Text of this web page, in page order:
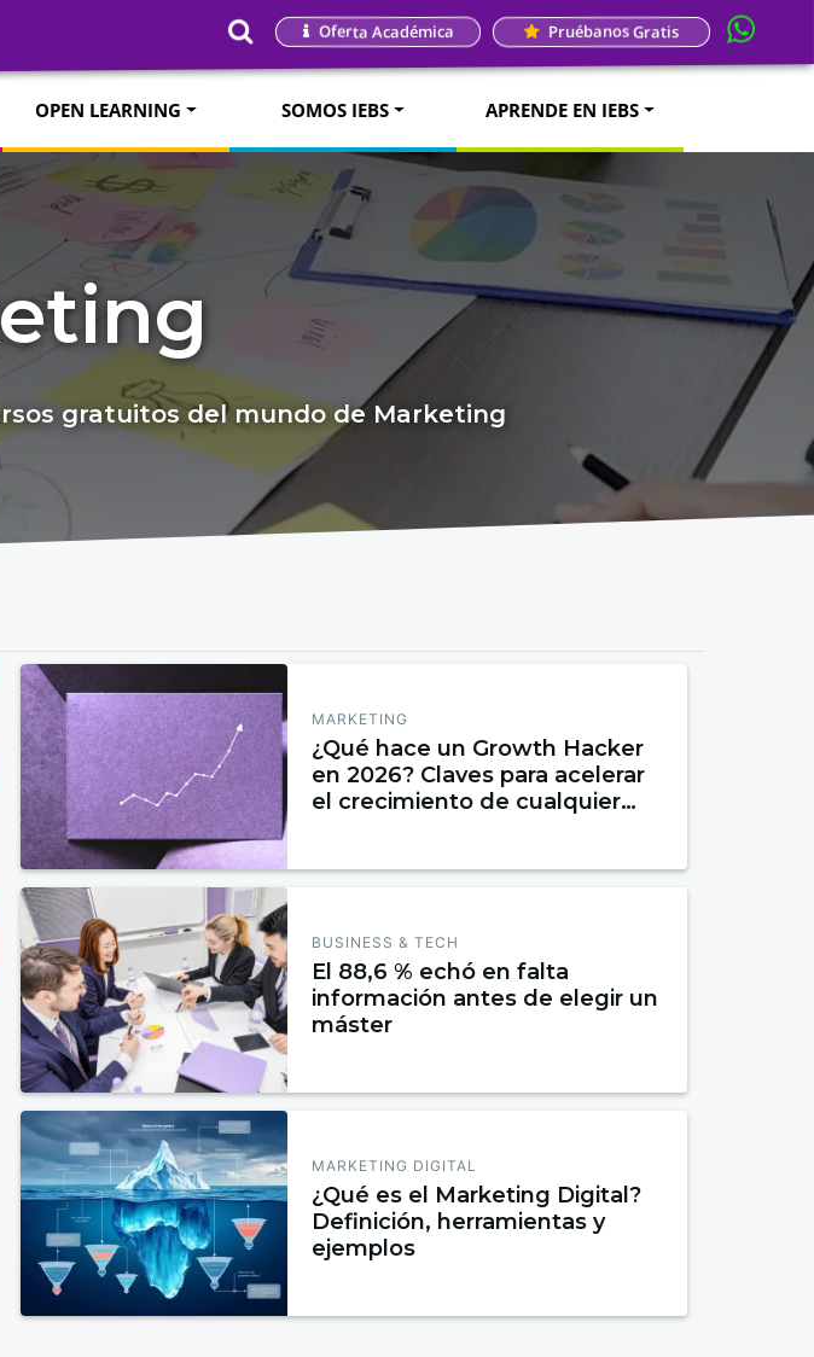
Oferta Académica Pruébanos Gratis
OPEN LEARNING SOMOS IEBS APRENDE EN IEBS
gratuitos del mundo de Marketing
MARKETING
¿Qué hace un Growth Hacker
en 2026? Claves para acelerar
el crecimiento de cualquier
BUSINESS & TECH
El 88,6 % echó en falta
información antes de elegir un
máster
MARKETING DIGITAL
¿Qué es el Marketing Digital?
Definición, herramientas y
ejemplos